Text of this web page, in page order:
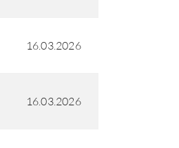
16.03.2026
16.03.2026